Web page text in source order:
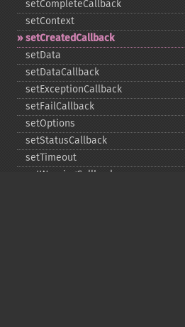
setCompleteCallback
setContext
setCreatedCallback
setData
setDataCallback
setExceptionCallback
setFailCallback
setOptions
setStatusCallback
setTimeout
setWarningCallback